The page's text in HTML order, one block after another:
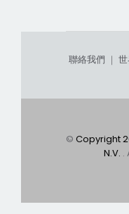
聯絡我們 ｜
© Copyright
N.V. .